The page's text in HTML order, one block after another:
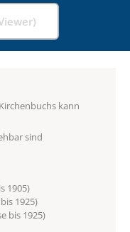
kann
sind
1905)
1925)
bis 1925)